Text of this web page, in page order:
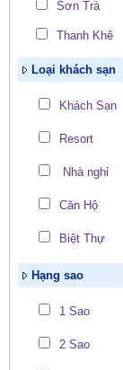
Sơn Trà
Thanh Khê
Loại khách sạn
Khách Sạn
Resort
Nhà nghỉ
Căn Hộ
Biệt Thự
Hạng sao
1 Sao
2 Sao